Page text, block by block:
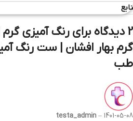
حضور یک عفونت
2 دیدگاه برای
رنگ آمیزی
گرم بهار افشان | ست رنگ
طب
testa_admin – 1401-05-08